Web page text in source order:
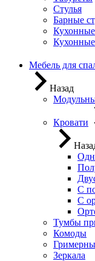
Стулья
Барные
Мебель для
Назад
Кровати
С
С
Тумбы
Комоды
Зеркала